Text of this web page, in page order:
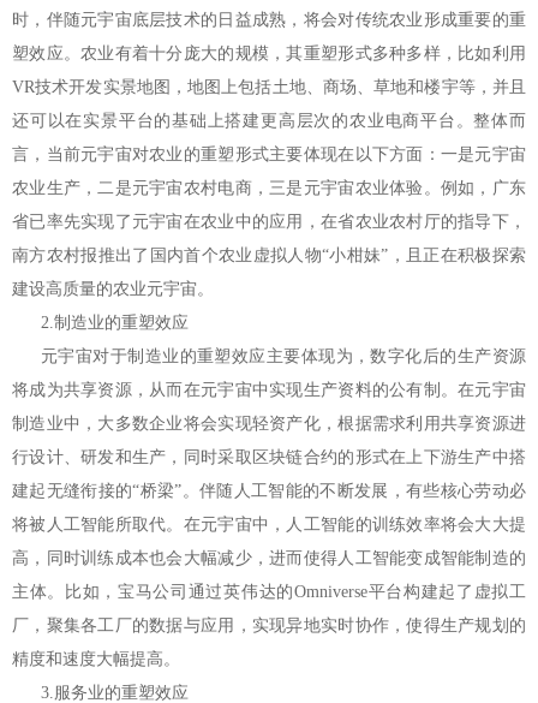
时，伴随元宇宙底层技术的日益成熟，将会对传统农业形成重要的重
塑效应。农业有着十分庞大的规模，其重塑形式多种多样，比如利用
VR技术开发实景地图，地图上包括土地、商场、草地和楼宇等，并且
还可以在实景平台的基础上搭建更高层次的农业电商平台。整体而
言，当前元宇宙对农业的重塑形式主要体现在以下方面：一是元宇宙
农业生产，二是元宇宙农村电商，三是元宇宙农业体验。例如，广东
省已率先实现了元宇宙在农业中的应用，在省农业农村厅的指导下，
南方农村报推出了国内首个农业虚拟人物“小柑妹”，且正在积极探索
建设高质量的农业元宇宙。
2.制造业的重塑效应
元宇宙对于制造业的重塑效应主要体现为，数字化后的生产资源
将成为共享资源，从而在元宇宙中实现生产资料的公有制。在元宇宙
制造业中，大多数企业将会实现轻资产化，根据需求利用共享资源进
行设计、研发和生产，同时采取区块链合约的形式在上下游生产中搭
建起无缝衔接的“桥梁”。伴随人工智能的不断发展，有些核心劳动必
将被人工智能所取代。在元宇宙中，人工智能的训练效率将会大大提
高，同时训练成本也会大幅减少，进而使得人工智能变成智能制造的
主体。比如，宝马公司通过英伟达的Omniverse平台构建起了虚拟工
厂，聚集各工厂的数据与应用，实现异地实时协作，使得生产规划的
精度和速度大幅提高。
3.服务业的重塑效应